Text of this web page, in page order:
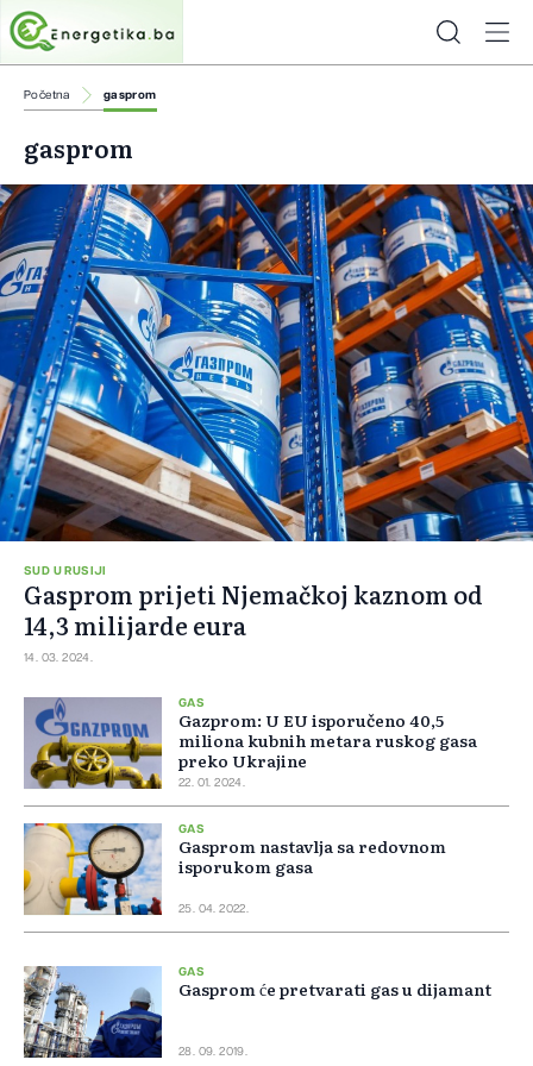
Početna gasprom
gasprom
SUD U RUSIJI
Gasprom prijeti Njemačkoj kaznom od
14,3 milijarde eura
14. 03. 2024.
GAS
Gazprom: U EU isporučeno 40,5
miliona kubnih metara ruskog gasa
preko Ukrajine
22. 01. 2024.
GAS
Gasprom nastavlja sa redovnom
isporukom gasa
25. 04. 2022.
GAS
Gasprom će pretvarati gas u dijamant
28. 09. 2019.